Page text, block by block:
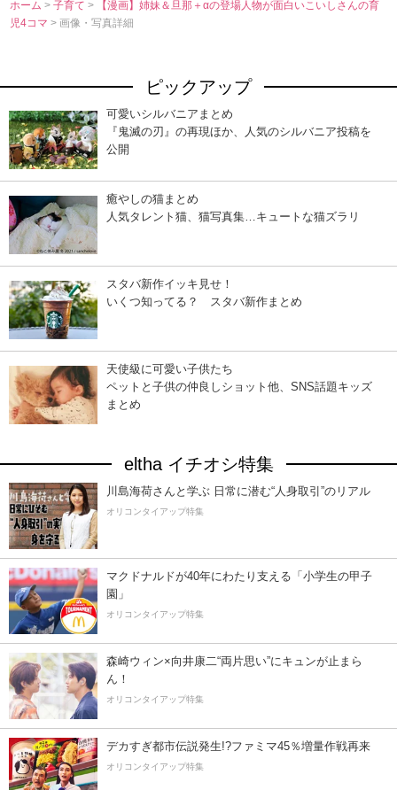
ホーム >子育て>
【漫画】姉妹＆旦那＋αの登場人物が面白いこいしさんの育
児4コマ> 画像・写真詳細
ピックアップ
可愛いシルバニアまとめ
『鬼滅の刃』の再現ほか、人気のシルバニア投稿を
公開
癒やしの猫まとめ
人気タレント猫、猫写真集…キュートな猫ズラリ
スタバ新作イッキ見せ！
いくつ知ってる？ スタバ新作まとめ
天使級に可愛い子供たち
ペットと子供の仲良しショット他、SNS話題キッズ
まとめ
eltha イチオシ特集
川島海荷さんと学ぶ 日常に潜む“人身取引”のリアル
オリコンタイアップ特集
マクドナルドが40年にわたり支える「小学生の甲子
園」
オリコンタイアップ特集
森崎ウィン×向井康二“両片思い”にキュンが止まら
ん！
オリコンタイアップ特集
デカすぎ都市伝説発生!?ファミマ45％増量作戦再来
オリコンタイアップ特集